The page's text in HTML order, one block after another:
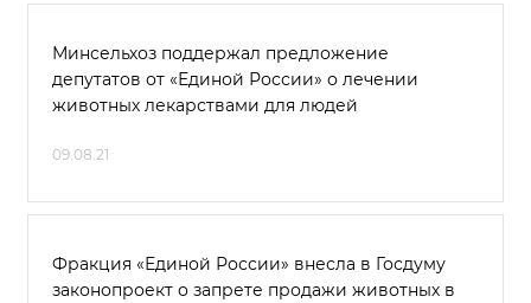
Минсельхоз поддержал предложение
депутатов от «Единой России» о лечении
животных лекарствами для людей
09.08.21
Фракция «Единой России» внесла в Госдуму
законопроект о запрете продажи животных в